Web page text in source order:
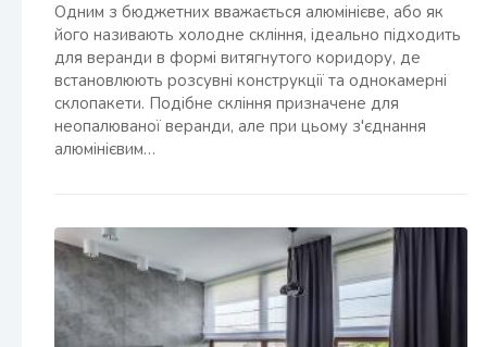
Одним з бюджетних вважається алюмінієве, або як
його називають холодне скління, ідеально підходить
для веранди в формі витягнутого коридору, де
встановлюють розсувні конструкції та однокамерні
склопакети. Подібне скління призначене для
неопалюваної веранди, але при цьому з'єднання
алюмінієвим…